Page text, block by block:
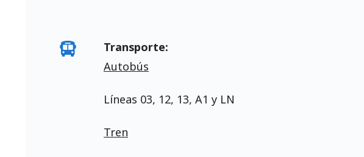
Transporte:
Autobús
Líneas 03, 12, 13, A1 y LN
Tren